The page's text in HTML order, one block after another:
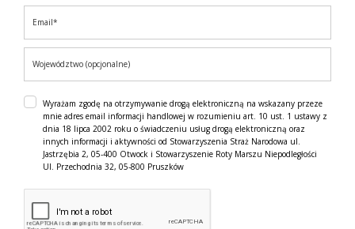
Wyrażam zgodę na otrzymywanie drogą elektroniczną na wskazany przeze
mnie adres email informacji handlowej w rozumieniu art. 10 ust. 1 ustawy z
dnia 18 lipca 2002 roku o świadczeniu usług drogą elektroniczną oraz
innych informacji i aktywności od Stowarzyszenia Straż Narodowa ul.
Jastrzębia 2, 05-400 Otwock i Stowarzyszenie Roty Marszu Niepodległości
Ul. Przechodnia 32, 05-800 Pruszków